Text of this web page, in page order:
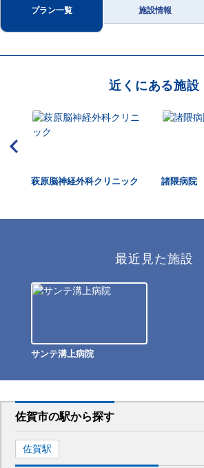
プラン一覧 施設情報
近くにある施設
萩原脳神経外科クリニック 諸隈病院
最近見た施設
サンテ溝上病院
佐賀市の駅から探す
佐賀駅